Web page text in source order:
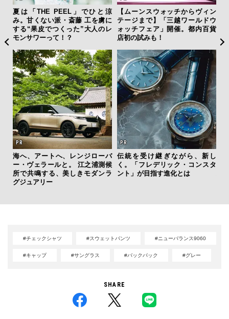
夏は「THE PEEL」でひと涼
み。甘くない派・斎藤 工を虜に
する“果皮でつくった”大人のレ
モンサワーって！？
【ムーンスウォッチからヴィン
テージまで】「三越ワールドウ
ォッチフェア」開催。都内百貨
店初の試みも！
海へ、アートへ、レンジローバ
ー・ヴェラールと。 江之浦測候
所で共鳴する、美しきモダンラ
グジュアリー
伝統を受け継ぎながら、新し
く。「フレデリック・コンスタ
ント」が目指す進化とは
本質
#チェックシャツ #スウェットパンツ #ニューバランス9060
#キャップ #サングラス #バックパック #グレー
SHARE